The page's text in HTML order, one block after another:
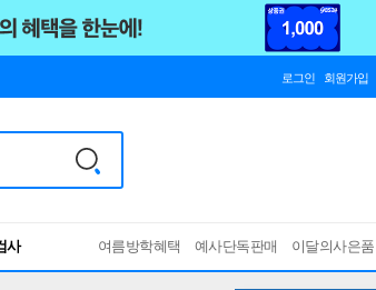
로그인 회원가입
사
여름방학혜택 예사단독판매 이달의사은품